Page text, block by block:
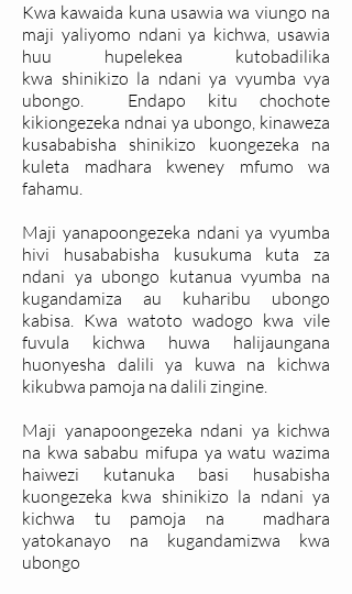
Kwa kawaida kuna usawia wa viungo na
maji yaliyomo ndani ya kichwa, usawia
huu hupelekea kutobadilika
kwa shinikizo la ndani ya vyumba vya
ubongo. Endapo kitu chochote
kikiongezeka ndnai ya ubongo, kinaweza
kusababisha shinikizo kuongezeka na
kuleta madhara kweney mfumo wa
fahamu.
Maji yanapoongezeka ndani ya vyumba
hivi husababisha kusukuma kuta za
ndani ya ubongo kutanua vyumba na
kugandamiza au kuharibu ubongo
kabisa. Kwa watoto wadogo kwa vile
fuvula kichwa huwa halijaungana
huonyesha dalili ya kuwa na kichwa
kikubwa pamoja na dalili zingine.
Maji yanapoongezeka ndani ya kichwa
na kwa sababu mifupa ya watu wazima
haiwezi kutanuka basi husabisha
kuongezeka kwa shinikizo la ndani ya
kichwa tu pamoja na madhara
yatokanayo na kugandamizwa kwa
ubongo